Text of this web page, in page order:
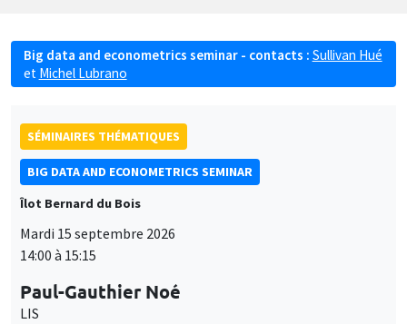
Big data and econometrics seminar - contacts : Sullivan Hué
et Michel Lubrano
SÉMINAIRES THÉMATIQUES
BIG DATA AND ECONOMETRICS SEMINAR
Îlot Bernard du Bois
Mardi 15 septembre 2026
14:00 à 15:15
Paul-Gauthier Noé
LIS